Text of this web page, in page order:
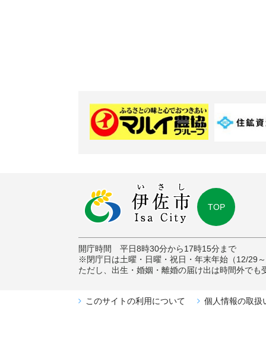
TOP
開庁時間 平日8時30分から17時15分まで
※閉庁日は土曜・日曜・祝日・年末年始（12/29
ただし、出生・婚姻・離婚の届け出は時間外でも
このサイトの利用について 個人情報の取扱